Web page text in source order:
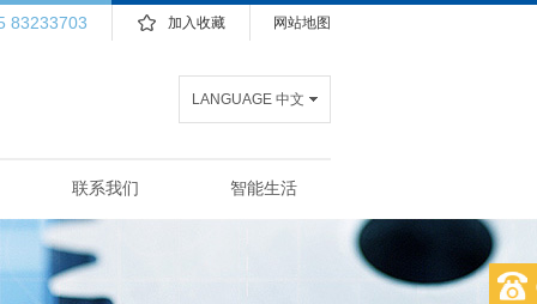
网站地图
加入收藏
83233703
LANGUAGE 中文
联系我们 智能生活